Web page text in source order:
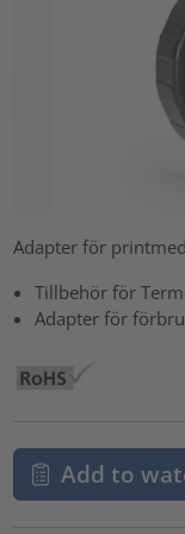
Adapter för
Tillbehör för
Adapter för
Add to